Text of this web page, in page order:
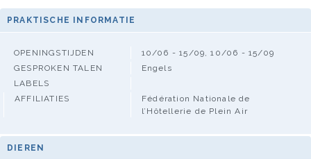
PRAKTISCHE INFORMATIE
OPENINGSTIJDEN
10/06 - 15/09, 10/06 - 15/09
GESPROKEN TALEN
Engels
LABELS
AFFILIATIES
Fédération Nationale de
l’Hôtellerie de Plein Air
DIEREN